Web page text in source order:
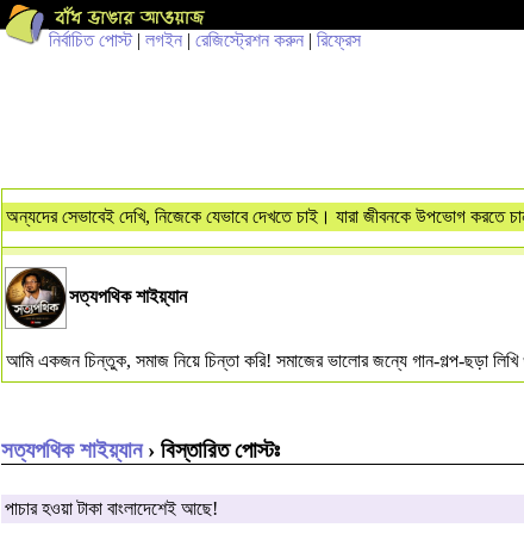
নির্বাচিত পোস্ট| লগইন | রেজিস্ট্রেশন করুন | রিফ্রেস
অন্যদের সেভাবেই দেখি, নিজেকে যেভাবে দেখতে চাই। যারা জীবনকে উপভোগ করতে
সত্যপথিক শাইয়্যান
আমি একজন চিন্তুক, সমাজ নিয়ে চিন্তা করি! সমাজের ভালোর জন্যে গান-গল্প-ছড়া
সত্যপথিক শাইয়্যান› বিস্তারিত পোস্টঃ
পাচার হওয়া টাকা বাংলাদেশেই আছে!